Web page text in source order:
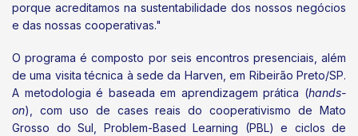
porque acreditamos na sustentabilidade dos nossos negócios
e das nossas cooperativas."
O programa é composto por seis encontros presenciais, além
de uma visita técnica à sede da Harven, em Ribeirão Preto/SP.
A metodologia é baseada em aprendizagem prática (hands-
on), com uso de cases reais do cooperativismo de Mato
Grosso do Sul, Problem-Based Learning (PBL) e ciclos de